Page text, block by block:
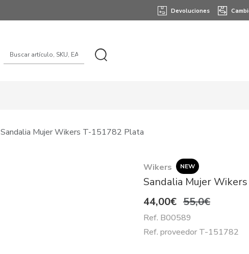
Devoluciones
Sandalia Mujer Wikers T-151782 Plata
Wikers NEW
Sandalia Mujer
44,00€ 55,0€
Ref. B00589
Ref. proveedor T-151782